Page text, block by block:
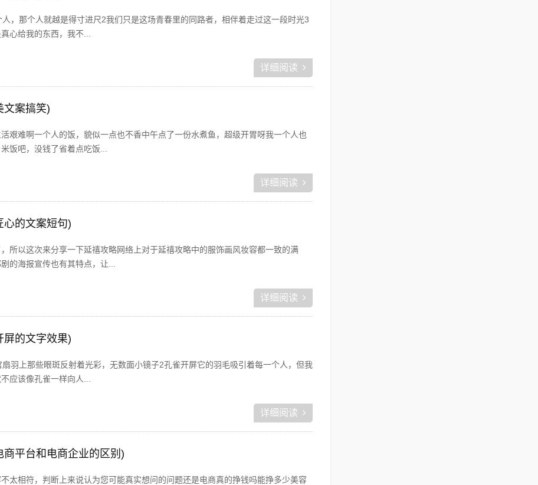
，那个人就越是得寸进尺2我们只是这场青春里的同路者，相伴着走过这一段时光3
心给我的东西，我不...
详细阅读
文案搞笑)
艰难啊一个人的饭，貌似一点也不香中午点了一份水煮鱼，超级开胃呀我一个人也
饭吧，没钱了省着点吃饭...
详细阅读
心的文案短句)
所以这次来分享一下延禧攻略网络上对于延禧攻略中的服饰画风妆容都一致的满
的海报宣传也有其特点，让...
详细阅读
屏的文字效果)
羽上那些眼斑反射着光彩，无数面小镜子2孔雀开屏它的羽毛吸引着每一个人，但我
应该像孔雀一样向人...
详细阅读
平台和电商企业的区别)
太相符，判断上来说认为您可能真实想问的问题还是电商真的挣钱吗能挣多少美容